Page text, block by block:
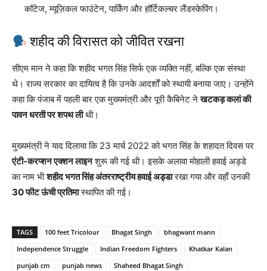
कॉटेज, म्यूज़िकल फाउंटेन, पार्किंग और हॉर्टिकल्चर लैंडस्केपिंग।
शहीद की विरासत को जीवित रखना
सीएम मान ने कहा कि शहीद भगत सिंह सिर्फ एक व्यक्ति नहीं, बल्कि एक संस्था
थे। राज्य सरकार का दायित्व है कि उनके आदर्शों को स्थायी बनाया जाए। उन्होंने
कहा कि पंजाब में पहली बार एक मुख्यमंत्री और पूरी कैबिनेट नेखटकड़ कलां की
पावन धरती पर शपथ लीथी।
मुख्यमंत्री ने याद दिलाया कि 23 मार्च 2022 को भगत सिंह के शहादत दिवस पर
एंटी-करप्शन एक्शन लाइनशुरू की गई थी। इसके अलावा मोहाली हवाई अड्डे
का नाम भीशहीद भगत सिंह अंतरराष्ट्रीय हवाई अड्डारखा गया और वहाँ उनकी
30 फीट ऊंची प्रतिमास्थापित की गई।
TAGS 100 feet Tricolour Bhagat Singh
bhagwant mann
Independence Struggle
Indian Freedom Fighters
Khatkar Kalan
punjab cm
punjab news
Shaheed Bhagat Singh